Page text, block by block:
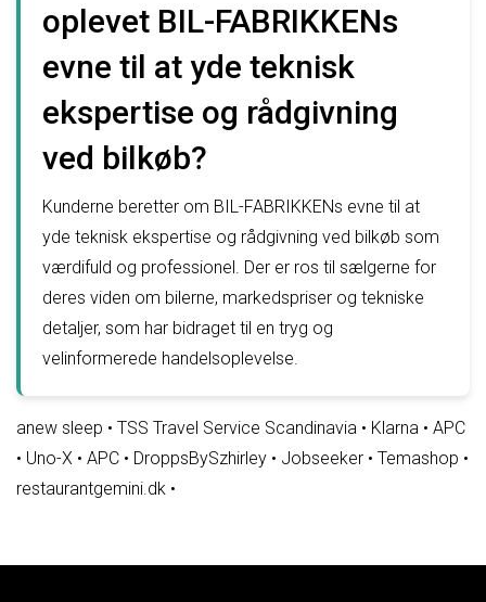
oplevet BIL-FABRIKKENs
evne til at yde teknisk
ekspertise og rådgivning
ved bilkøb?
Kunderne beretter om BIL-FABRIKKENs evne til at
yde teknisk ekspertise og rådgivning ved bilkøb som
værdifuld og professionel. Der er ros til sælgerne for
deres viden om bilerne, markedspriser og tekniske
detaljer, som har bidraget til en tryg og
velinformerede handelsoplevelse.
anew sleep • TSS Travel Service Scandinavia • Klarna • APC
• Uno-X • APC • DroppsBySzhirley • Jobseeker • Temashop •
restaurantgemini.dk •